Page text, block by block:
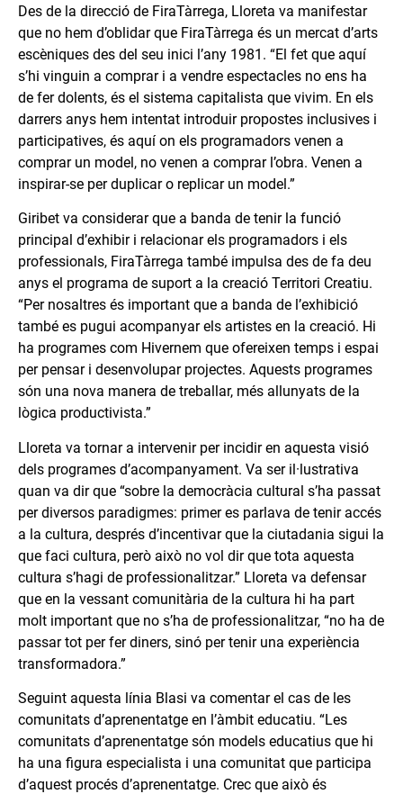
Des de la direcció de FiraTàrrega, Lloreta va manifestar
que no hem d’oblidar que FiraTàrrega és un mercat d’arts
escèniques des del seu inici l’any 1981. “El fet que aquí
s’hi vinguin a comprar i a vendre espectacles no ens ha
de fer dolents, és el sistema capitalista que vivim. En els
darrers anys hem intentat introduir propostes inclusives i
participatives, és aquí on els programadors venen a
comprar un model, no venen a comprar l’obra. Venen a
inspirar-se per duplicar o replicar un model.”
Giribet va considerar que a banda de tenir la funció
principal d’exhibir i relacionar els programadors i els
professionals, FiraTàrrega també impulsa des de fa deu
anys el programa de suport a la creació Territori Creatiu.
“Per nosaltres és important que a banda de l’exhibició
també es pugui acompanyar els artistes en la creació. Hi
ha programes com Hivernem que ofereixen temps i espai
per pensar i desenvolupar projectes. Aquests programes
són una nova manera de treballar, més allunyats de la
lògica productivista.”
Lloreta va tornar a intervenir per incidir en aquesta visió
dels programes d’acompanyament. Va ser il·lustrativa
quan va dir que “sobre la democràcia cultural s’ha passat
per diversos paradigmes: primer es parlava de tenir accés
a la cultura, després d’incentivar que la ciutadania sigui la
que faci cultura, però això no vol dir que tota aquesta
cultura s’hagi de professionalitzar.” Lloreta va defensar
que en la vessant comunitària de la cultura hi ha part
molt important que no s’ha de professionalitzar, “no ha de
passar tot per fer diners, sinó per tenir una experiència
transformadora.”
Seguint aquesta línia Blasi va comentar el cas de les
comunitats d’aprenentatge en l’àmbit educatiu. “Les
comunitats d’aprenentatge són models educatius que hi
ha una figura especialista i una comunitat que participa
d’aquest procés d’aprenentatge. Crec que això és